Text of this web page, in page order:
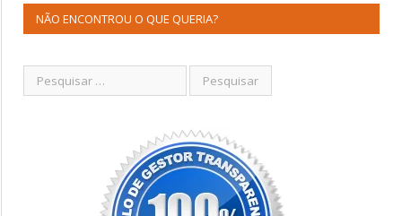
NÃO ENCONTROU O QUE QUERIA?